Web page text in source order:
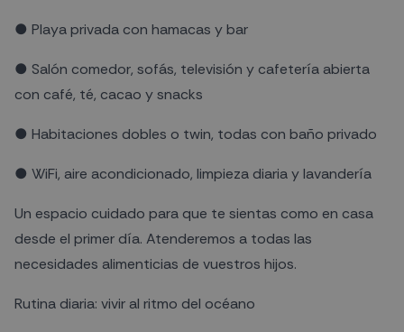
● Playa privada con hamacas y bar
● Salón comedor, sofás, televisión y cafetería abierta
con café, té, cacao y snacks
● Habitaciones dobles o twin, todas con baño privado
● WiFi, aire acondicionado, limpieza diaria y lavandería
Un espacio cuidado para que te sientas como en casa
desde el primer día. Atenderemos a todas las
necesidades alimenticias de vuestros hijos.
Rutina diaria: vivir al ritmo del océano